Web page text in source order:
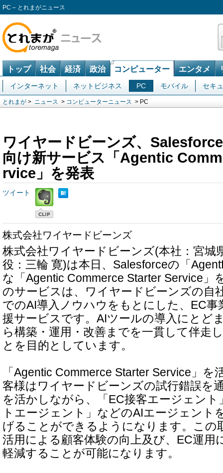
PC – とれまがニュース
トップ 社会 経済 政治 コンピューター エンタメ
インターネット ネットビジネス PC モバイル セキ
とれまが > ニュース > コンピューターニュース > PC
ワイヤードビーンズ、
向け新サービス「Agentic
rvice」を発表
ツイート
株式会社ワイヤードビーンズ
株式会社ワイヤードビーンズ(本社：宮城
役：三輪 寛)は本日、Salesforceの「
な「Agentic Commerce Starter Service」
のサービスは、ワイヤードビーンズの自
でのAI導入ノウハウをもとにした、EC事
援サービスです。AIツールの導入にとど
ら構築・運用・改善までを一貫して伴走
とを目的としています。
「Agentic Commerce Starter Service」を
客様はワイヤードビーンズの試行錯誤を
を活かしながら、「EC接客エージェント
トエージェント」などのAIエージェント
げることができるようになります。この
活用による顧客体験の向上及び、EC運用
軽減することが可能になります。